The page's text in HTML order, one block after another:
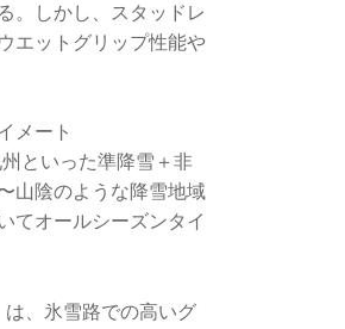
。しかし、スタッドレ
エットグリップ性能や
メート
といった準降雪＋非
山陰のような降雪地域
てオールシーズンタイ
、氷雪路での高いグ